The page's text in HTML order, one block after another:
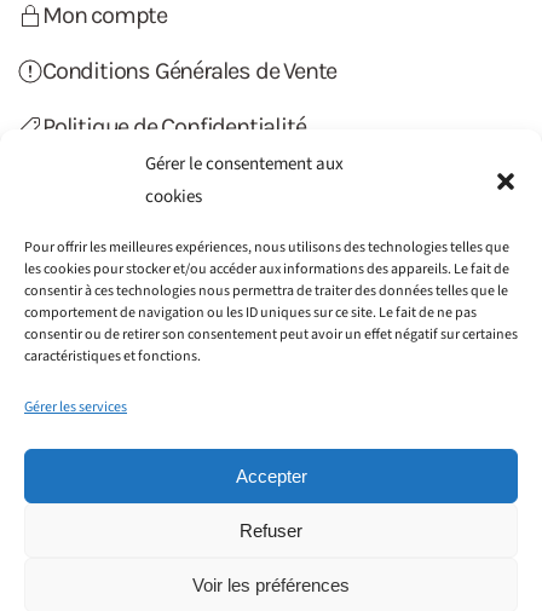
Gérer le consentement aux
cookies
Pour offrir les meilleures expériences, nous utilisons des technologies telles que
les cookies pour stocker et/ou accéder aux informations des appareils. Le fait de
consentir à ces technologies nous permettra de traiter des données telles que le
comportement de navigation ou les ID uniques sur ce site. Le fait de ne pas
consentir ou de retirer son consentement peut avoir un effet négatif sur certaines
caractéristiques et fonctions.
Gérer les services
Accepter
Refuser
Voir les préférences
Mon compte
Conditions Générales de Vente
Politique de Confidentialité
Politique de Cookies (UE)
Contact
©2012-2022 Haiti Transfert. Tous droits réservés.
Société GAIN CONSEILS SIRET : 797 776 051 00014 - 115